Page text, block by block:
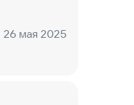
Дата:
26 мая 2025